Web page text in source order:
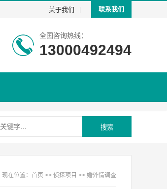
关于我们 联系我们
全国咨询热线：
13000492494
搜索
现在位置： 首页 >> 侦探项目 >> 婚外情调查